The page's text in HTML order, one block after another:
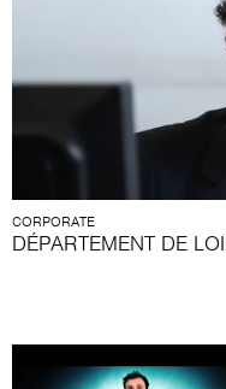
CORPORATE
DÉPARTEMENT DE